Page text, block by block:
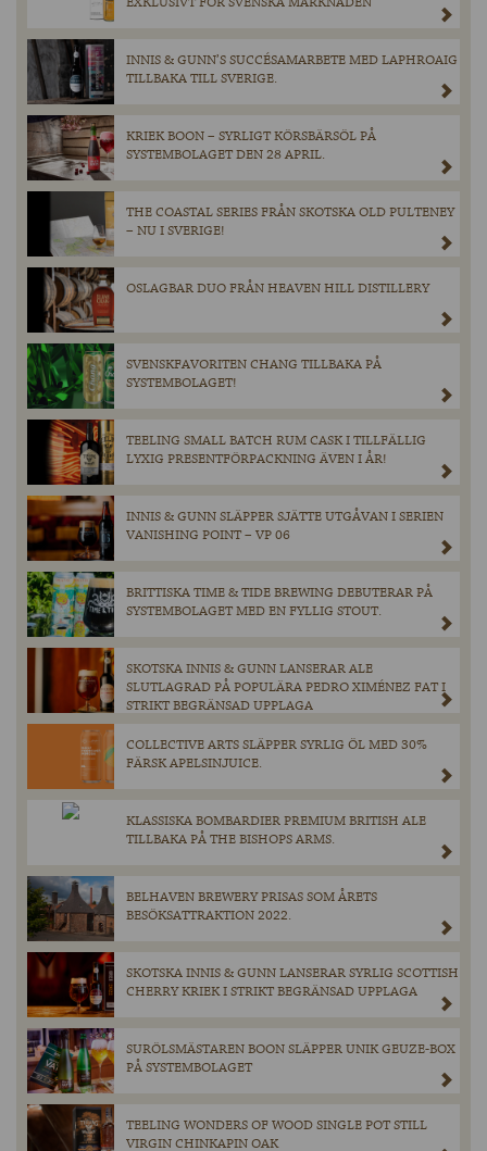
INNIS & GUNN’S SUCCÉSAMARBETE MED LAPHROAIG
TILLBAKA TILL SVERIGE.
KRIEK BOON – SYRLIGT KÖRSBÄRSÖL PÅ
SYSTEMBOLAGET DEN 28 APRIL.
THE COASTAL SERIES FRÅN SKOTSKA OLD PULTENEY
– NU I SVERIGE!
OSLAGBAR DUO FRÅN HEAVEN HILL DISTILLERY
SVENSKFAVORITEN CHANG TILLBAKA PÅ
SYSTEMBOLAGET!
TEELING SMALL BATCH RUM CASK I TILLFÄLLIG
LYXIG PRESENTFÖRPACKNING ÄVEN I ÅR!
INNIS & GUNN SLÄPPER SJÄTTE UTGÅVAN I SERIEN
VANISHING POINT – VP 06
BRITTISKA TIME & TIDE BREWING DEBUTERAR PÅ
SYSTEMBOLAGET MED EN FYLLIG STOUT.
SKOTSKA INNIS & GUNN LANSERAR ALE
SLUTLAGRAD PÅ POPULÄRA PEDRO XIMÉNEZ FAT I
STRIKT BEGRÄNSAD UPPLAGA
COLLECTIVE ARTS SLÄPPER SYRLIG ÖL MED 30%
FÄRSK APELSINJUICE.
KLASSISKA BOMBARDIER PREMIUM BRITISH ALE
TILLBAKA PÅ THE BISHOPS ARMS.
BELHAVEN BREWERY PRISAS SOM ÅRETS
BESÖKSATTRAKTION 2022.
SKOTSKA INNIS & GUNN LANSERAR SYRLIG SCOTTISH
CHERRY KRIEK I STRIKT BEGRÄNSAD UPPLAGA
SURÖLSMÄSTAREN BOON SLÄPPER UNIK GEUZE-BOX
PÅ SYSTEMBOLAGET
TEELING WONDERS OF WOOD SINGLE POT STILL
VIRGIN CHINKAPIN OAK